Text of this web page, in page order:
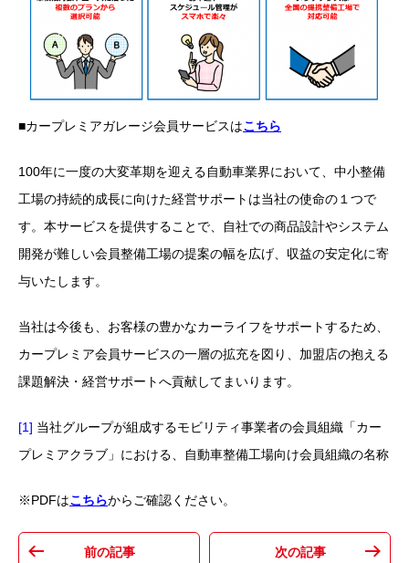
■カープレミアガレージ会員サービスはこちら
100年に一度の大変革期を迎える自動車業界において、中小整備
工場の持続的成長に向けた経営サポートは当社の使命の１つで
す。本サービスを提供することで、自社での商品設計やシステム
開発が難しい会員整備工場の提案の幅を広げ、収益の安定化に寄
与いたします。
当社は今後も、お客様の豊かなカーライフをサポートするため、
カープレミア会員サービスの一層の拡充を図り、加盟店の抱える
課題解決・経営サポートへ貢献してまいります。
[1] 当社グループが組成するモビリティ事業者の会員組織「カー
プレミアクラブ」における、自動車整備工場向け会員組織の名称
※PDFはこちらからご確認ください。